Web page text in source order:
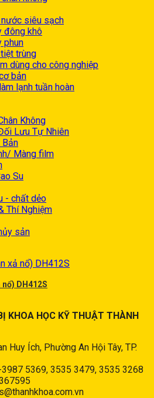
siêu sạch
đông khô
phun
trùng
dùng cho công nghiệp
bản
lạnh tuần hoàn
Không
Lưu Tự Nhiên
Bản
Màng film
Su
- chất dẻo
Thí Nghiệm
sản
DH412S
KHOA HỌC KỸ THUẬT THÀNH
Huy Ích, Phường An Hội Tây, TP.
5369, 3535 3479, 3535 3268